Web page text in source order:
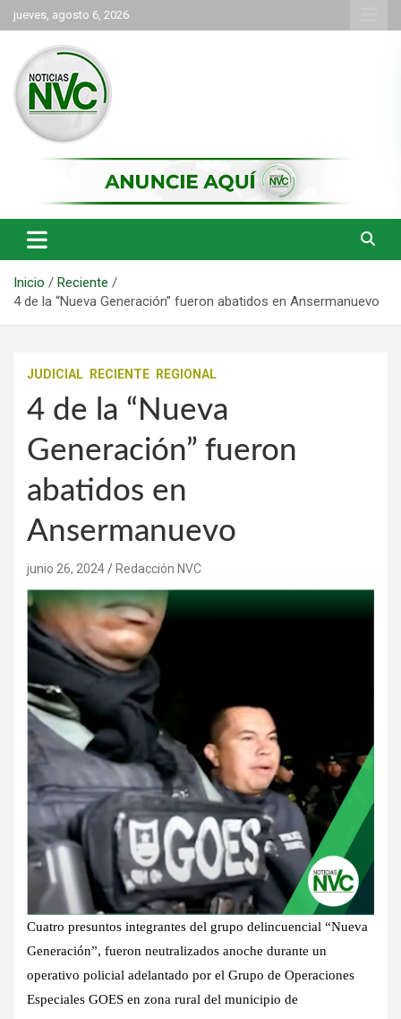
Saltar
al
contenido
jueves, agosto 6, 2026
NVC Noticias
Inicio
Reciente
4 de la “Nueva Generación” fueron abatidos en Ansermanuevo
JUDICIAL RECIENTE REGIONAL
4 de la “Nueva
Generación” fueron
abatidos en
Ansermanuevo
junio 26, 2024 Redacción NVC
Cuatro presuntos integrantes del grupo delincuencial “Nueva
Generación”, fueron neutralizados anoche durante un
operativo policial adelantado por el Grupo de Operaciones
Especiales GOES en zona rural del municipio de